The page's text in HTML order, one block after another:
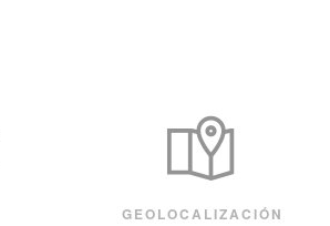
GEOLOCALIZACIÓN